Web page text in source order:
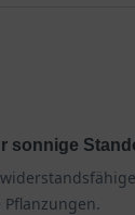
sonnige